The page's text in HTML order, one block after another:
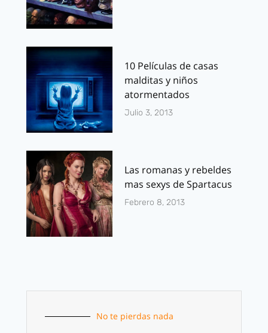
10 Películas de casas
malditas y niños
atormentados
Julio 3, 2013
Las romanas y rebeldes
mas sexys de Spartacus
Febrero 8, 2013
No te pierdas nada